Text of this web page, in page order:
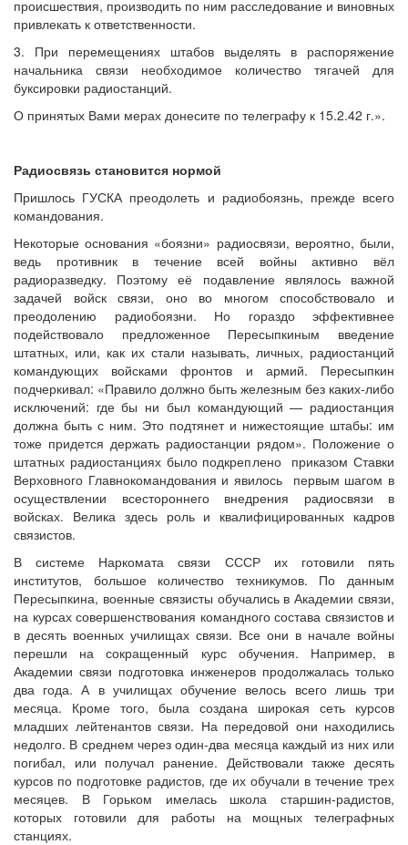
происшествия, производить по ним расследование и виновных
привлекать к ответственности.
3. При перемещениях штабов выделять в распоряжение
начальника связи необходимое количество тягачей для
буксировки радиостанций.
О принятых Вами мерах донесите по телеграфу к 15.2.42 г.».
Радиосвязь становится нормой
Пришлось ГУСКА преодолеть и радиобоязнь, прежде всего
командования.
Некоторые основания «боязни» радиосвязи, вероятно, были,
ведь противник в течение всей войны активно вёл
радиоразведку. Поэтому её подавление являлось важной
задачей войск связи, оно во многом способствовало и
преодолению радиобоязни. Но гораздо эффективнее
подействовало предложенное Пересыпкиным введение
штатных, или, как их стали называть, личных, радиостанций
командующих войсками фронтов и армий. Пересыпкин
подчеркивал: «Правило должно быть железным без каких-либо
исключений: где бы ни был командующий — радиостанция
должна быть с ним. Это подтянет и нижестоящие штабы: им
тоже придется держать радиостанции рядом». Положение о
штатных радиостанциях было подкреплено приказом Ставки
Верховного Главнокомандования и явилось первым шагом в
осуществлении всестороннего внедрения радиосвязи в
войсках. Велика здесь роль и квалифицированных кадров
связистов.
В системе Наркомата связи СССР их готовили пять
институтов, большое количество техникумов. По данным
Пересыпкина, военные связисты обучались в Академии связи,
на курсах совершенствования командного состава связистов и
в десять военных училищах связи. Все они в начале войны
перешли на сокращенный курс обучения. Например, в
Академии связи подготовка инженеров продолжалась только
два года. А в училищах обучение велось всего лишь три
месяца. Кроме того, была создана широкая сеть курсов
младших лейтенантов связи. На передовой они находились
недолго. В среднем через один-два месяца каждый из них или
погибал, или получал ранение. Действовали также десять
курсов по подготовке радистов, где их обучали в течение трех
месяцев. В Горьком имелась школа старшин-радистов,
которых готовили для работы на мощных телеграфных
станциях.